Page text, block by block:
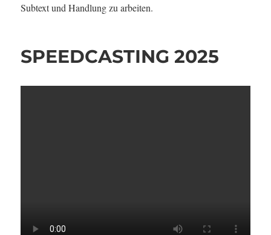
Subtext und Handlung zu arbeiten.
SPEEDCASTING 2025